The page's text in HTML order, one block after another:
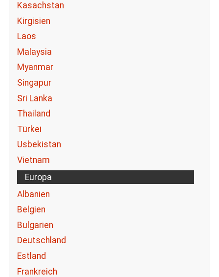
Kasachstan
Kirgisien
Laos
Malaysia
Myanmar
Singapur
Sri Lanka
Thailand
Türkei
Usbekistan
Vietnam
Europa
Albanien
Belgien
Bulgarien
Deutschland
Estland
Frankreich